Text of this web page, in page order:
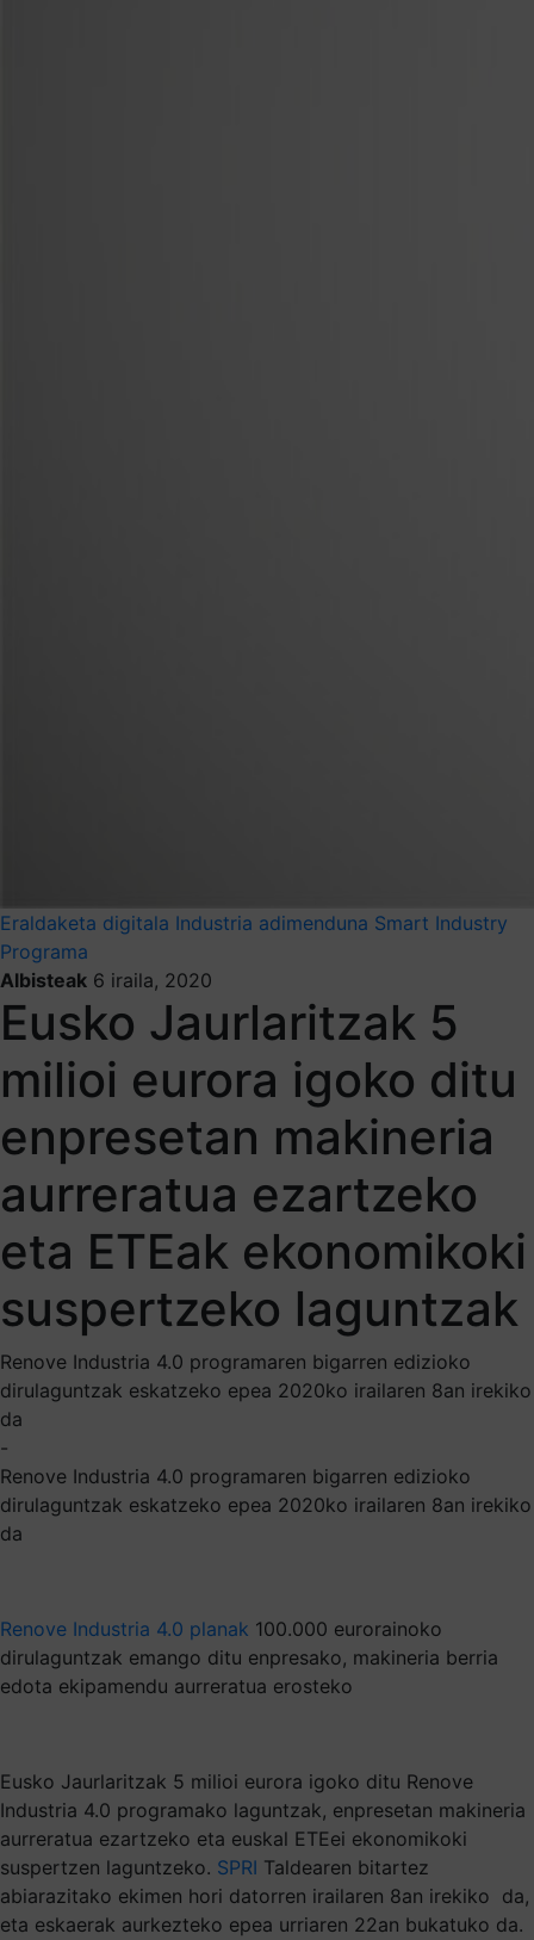
Eraldaketa digitala Industria adimenduna Smart Industry
Programa
Albisteak 6 iraila, 2020
Eusko Jaurlaritzak 5
milioi eurora igoko ditu
enpresetan makineria
aurreratua ezartzeko
eta ETEak ekonomikoki
suspertzeko laguntzak
Renove Industria 4.0 programaren bigarren edizioko
dirulaguntzak eskatzeko epea 2020ko irailaren 8an irekiko
da
-
Renove Industria 4.0 programaren bigarren edizioko
dirulaguntzak eskatzeko epea 2020ko irailaren 8an irekiko
da
Renove Industria 4.0 planak 100.000 eurorainoko
dirulaguntzak emango ditu enpresako, makineria berria
edota ekipamendu aurreratua erosteko
Eusko Jaurlaritzak 5 milioi eurora igoko ditu Renove
Industria 4.0 programako laguntzak, enpresetan makineria
aurreratua ezartzeko eta euskal ETEei ekonomikoki
suspertzen laguntzeko. SPRI Taldearen bitartez
abiarazitako ekimen hori datorren irailaren 8an irekiko da,
eta eskaerak aurkezteko epea urriaren 22an bukatuko da.